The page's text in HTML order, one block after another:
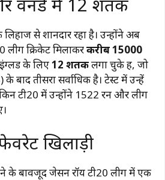
से शानदार रहा है। उन्होंने अब
लीग क्रिकेट मिलाकरकरीब 15000
के लिए12 शतकलगा चुके हैं, जो
बाद तीसरा सर्वाधिक है। टेस्ट में उन्हें
टी20 में उन्होंने 1522 रन और लीग
खिलाड़ी
के बावजूद जेसन रॉय टी20 लीग में एक